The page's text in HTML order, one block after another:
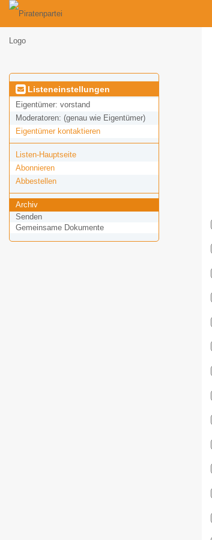
Listeneinstellungen
Eigentümer: vorstand
Moderatoren: (genau wie Eigentümer)
Eigentümer kontaktieren
Listen-Hauptseite
Abonnieren
Abbestellen
Archiv
Senden
Gemeinsame Dokumente